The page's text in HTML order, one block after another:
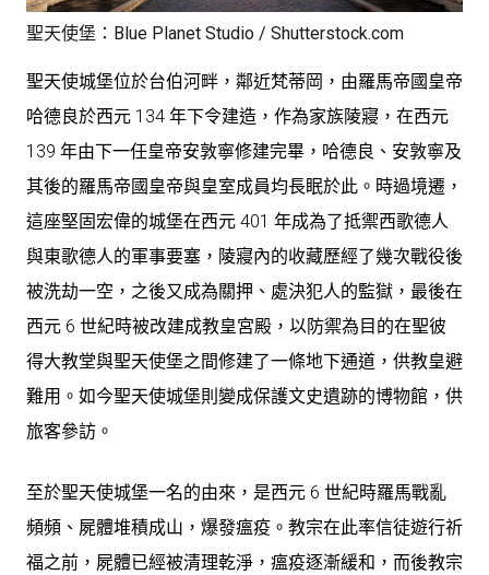
聖天使堡：Blue Planet Studio / Shutterstock.com
聖天使城堡位於台伯河畔，鄰近梵蒂岡，由羅馬帝國皇帝
哈德良於西元 134 年下令建造，作為家族陵寢，在西元
139 年由下一任皇帝安敦寧修建完畢，哈德良、安敦寧及
其後的羅馬帝國皇帝與皇室成員均長眠於此。時過境遷，
這座堅固宏偉的城堡在西元 401 年成為了抵禦西歌德人
與東歌德人的軍事要塞，陵寢內的收藏歷經了幾次戰役後
被洗劫一空，之後又成為關押、處決犯人的監獄，最後在
西元 6 世紀時被改建成教皇宮殿，以防禦為目的在聖彼
得大教堂與聖天使堡之間修建了一條地下通道，供教皇避
難用。如今聖天使城堡則變成保護文史遺跡的博物館，供
旅客參訪。
至於聖天使城堡一名的由來，是西元 6 世紀時羅馬戰亂
頻頻、屍體堆積成山，爆發瘟疫。教宗在此率信徒遊行祈
福之前，屍體已經被清理乾淨，瘟疫逐漸緩和，而後教宗